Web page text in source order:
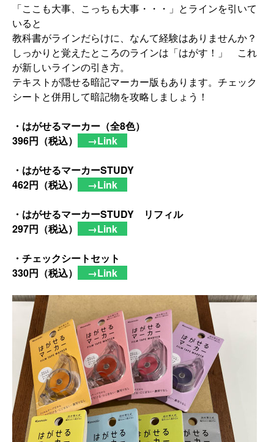
「ここも大事、こっちも大事・・・」とラインを引いて
いると
教科書がラインだらけに、なんて経験はありませんか？
しっかりと覚えたところのラインは「はがす！」 これ
が新しいラインの引き方。
テキストが隠せる暗記マーカー版もあります。 チェック
シートと併用して暗記物を攻略しましょう！
・はがせるマーカー（全8色）
396円（税込）
→Link
・はがせるマーカーSTUDY
462円（税込）
→Link
・はがせるマーカーSTUDY リフィル
297円（税込）
→Link
・チェックシートセット
330円（税込）
→Link